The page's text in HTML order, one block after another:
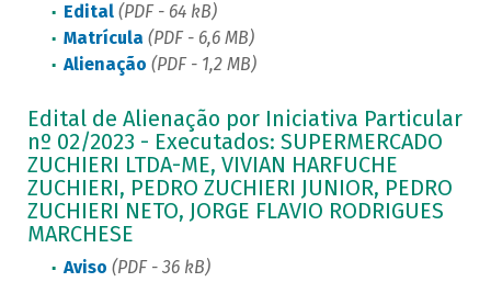
Edital (PDF - 64 kB)
Matrícula (PDF - 6,6 MB)
Alienação (PDF - 1,2 MB)
Edital de Alienação por Iniciativa Particular
nº 02/2023 - Executados: SUPERMERCADO
ZUCHIERI LTDA-ME, VIVIAN HARFUCHE
ZUCHIERI, PEDRO ZUCHIERI JUNIOR, PEDRO
ZUCHIERI NETO, JORGE FLAVIO RODRIGUES
MARCHESE
Aviso (PDF - 36 kB)